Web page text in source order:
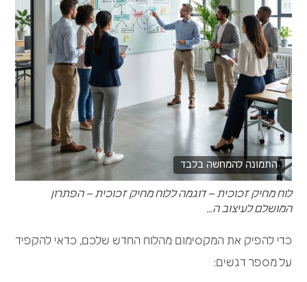
התמונה להמחשה בלבד
לוח מחיק זכוכית – דוגמה ללוח מחיק זכוכית – הפתרון
המושלם לעיצוב ה…
כדי להפיק את המקסימום מהלוח החדש שלכם, כדאי להקפיד
על מספר דגשים: